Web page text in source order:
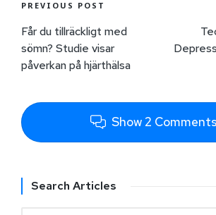
PREVIOUS POST
Får du tillräckligt med
sömn? Studie visar
påverkan på hjärthälsa
Show 2 Comments
Search Articles